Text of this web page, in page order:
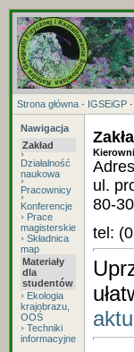
Strona główna · IGSEiGP ·
Nawigacja
Zakład
Działalność
naukowa
Pracownicy
Konferencje
Prace
magisterskie
Składnica
map
Materiały
dla
studentów
Ekologia
krajobrazu,
OOŚ
Techniki
informacyjne
ul.
80-
tel: